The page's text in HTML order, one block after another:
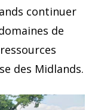
continuer
de
des Midlands.